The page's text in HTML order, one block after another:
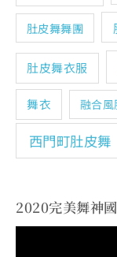
肚皮舞舞團
肚皮舞衣服
舞衣 融合
西門町肚皮舞
2020完美舞神